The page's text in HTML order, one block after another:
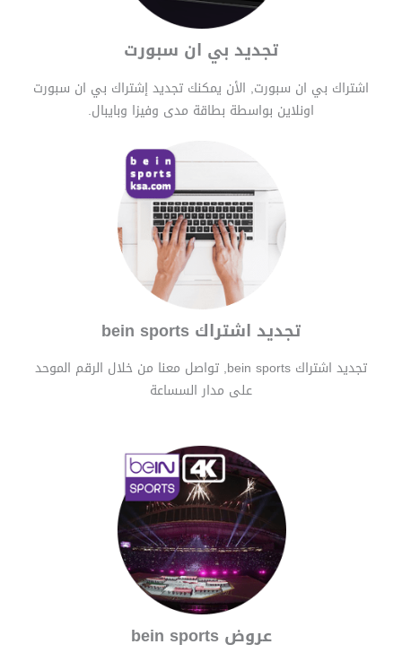
تجديد بي ان سبورت
اشتراك بي ان سبورت, الأن يمكنك تجديد إشتراك بي ان سبورت
اونلاين بواسطة بطاقة مدى وفيزا وبايبال.
تجديد اشتراك bein sports
تجديد اشتراك bein sports, تواصل معنا من خلال الرقم الموحد
على مدار السساعة
عروض bein sports